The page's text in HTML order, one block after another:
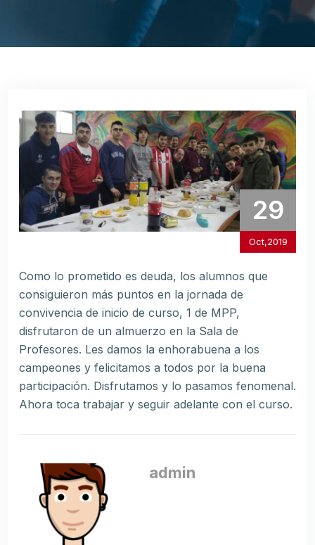
29
Oct,2019
Como lo prometido es deuda, los alumnos que
consiguieron más puntos en la jornada de
convivencia de inicio de curso, 1 de MPP,
disfrutaron de un almuerzo en la Sala de
Profesores. Les damos la enhorabuena a los
campeones y felicitamos a todos por la buena
participación. Disfrutamos y lo pasamos fenomenal.
Ahora toca trabajar y seguir adelante con el curso.
admin